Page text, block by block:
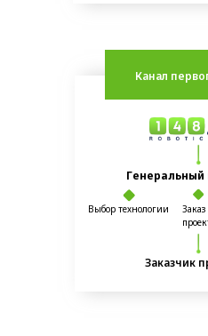
Заказ
Выбор технологии
Заказчик
Генеральный
Канал